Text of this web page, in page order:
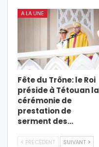
A LA UNE
Fête du Trône: le Roi
préside à Tétouan la
cérémonie de
prestation de
serment des…
PRÉCÉDENT SUIVANT